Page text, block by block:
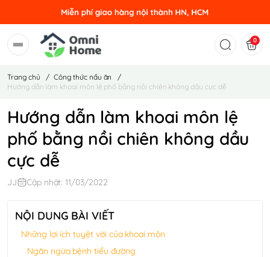
0
Trang chủ / Công thức nấu ăn
/
Hướng dẫn làm khoai môn lệ phố bằng nồi chiên không dầu cực dễ
Hướng dẫn làm khoai môn lệ
phố bằng nồi chiên không dầu
cực dễ
JJ Cập nhật: 11/03/2022
NỘI DUNG BÀI VIẾT
Những lợi ích tuyệt vời của khoai môn
Ngăn ngừa bệnh tiểu đường